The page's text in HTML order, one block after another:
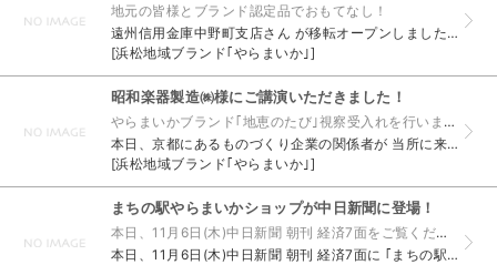
地元の皆様とブランド認定品でおもてなし！
遠州信用金庫中野町支店さん が移転オープンしました！ オープン記念で来場者を対象に行なわれている抽選にて、 やらまいかブランド認定品を景品としてご利用いただきました♪ ぜひ一度、足を運んでみて...
[浜松地域ブランド｢やらまいか｣]
昭和楽器製造㈱様にご講演いただきました！
やらまいかブランド｢地恵のたび｣視察受入れを行いました！
本日、京都にあるものづくり企業の関係者が 当所に来浜されました。 冒頭、事務局にてやらまいかブランドについて説明後、 昭和楽器製造株式会社の酢山様より、 やらまいかブランド認定品｢Shōwaミニ...
[浜松地域ブランド｢やらまいか｣]
まちの駅やらまいかショップが中日新聞に登場！
本日、11月6日(木)中日新聞 朝刊 経済7面をご覧ください！
本日、11月6日(木)中日新聞 朝刊 経済7面に ｢まちの駅やらまいかショップ｣について記事が掲載されました。 １１月８日（土）１１：００よりOPENです！！ 是非、ご来場くださいっ☆ ...